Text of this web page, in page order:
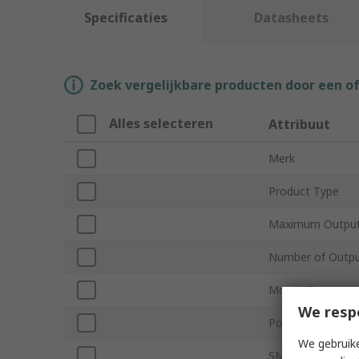
Specificaties Datasheets
Zoek vergelijkbare producten door een
Alles selecteren Attribuut
Merk
Product Type
Maximum
Number of
Mount Type
Power
SMPS Output
We
We